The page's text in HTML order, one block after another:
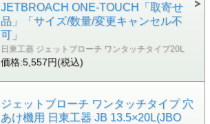
JETBROACH ONE-TOUCH「取寄せ
品」「サイズ/数量/変更キャンセル不
可」
日東工器 ジェットブローチ ワンタッチタイプ20L
価格:5,557円(税込)
ジェットブローチ ワンタッチタイプ 穴
あけ機用 日東工器 JB 13.5×20L(JBO